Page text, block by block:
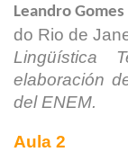
Leandro
do Rio de
Lingüística
elaboración
del ENEM.
Aula 2